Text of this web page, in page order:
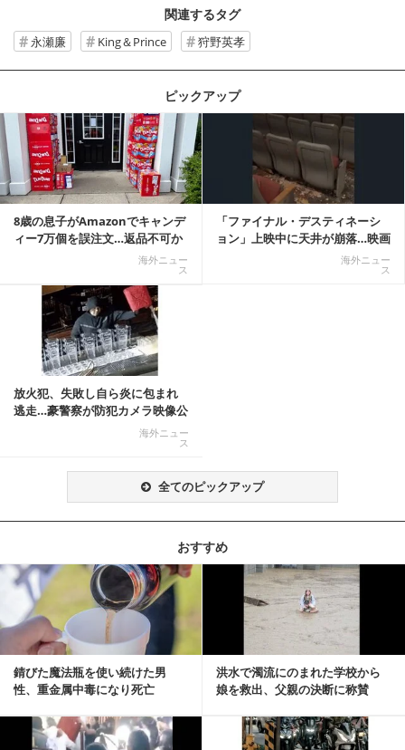
関連するタグ
永瀬廉 King＆Prince 狩野英孝
ピックアップ
8歳の息子がAmazonでキャンデ
ィー7万個を誤注文…返品不可か
海外ニュー
ス
「ファイナル・デスティネーシ
ョン」上映中に天井が崩落…映画
海外ニュー
ス
記事を読む
放火犯、失敗し自ら炎に包まれ
逃走…豪警察が防犯カメラ映像公
海外ニュー
ス
全てのピックアップ
おすすめ
錆びた魔法瓶を使い続けた男
性、重金属中毒になり死亡
洪水で濁流にのまれた学校から
娘を救出、父親の決断に称賛
記事を読む
記事を読む